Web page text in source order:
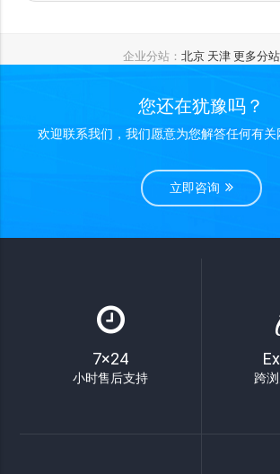
企业分站： 北京 天津 更多分站
您还在犹豫吗？
欢迎联系我们，我们愿意为您解答任何有关
立即咨询
7×24
小时售后支持 跨